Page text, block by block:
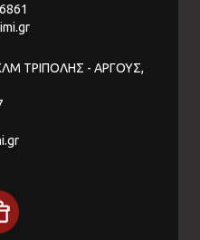
ΤΡΙΠΟΛΗΣ - ΑΡΓΟΥΣ,